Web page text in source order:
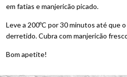
em fatias e manjericão picado.
Leve a 200ºC por 30 minutos até que
derretido. Cubra com manjericão
Bom apetite!